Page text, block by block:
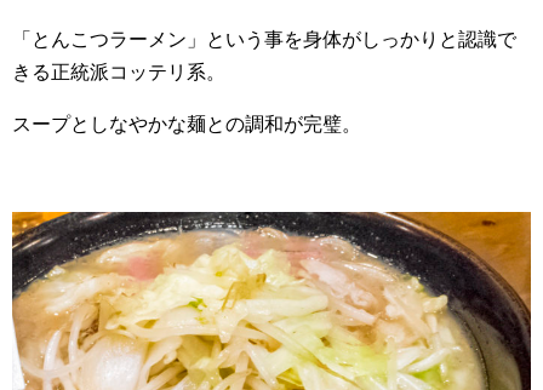
「とんこつラーメン」という事を身体がしっかりと認識で
きる正統派コッテリ系。
スープとしなやかな麺との調和が完璧。